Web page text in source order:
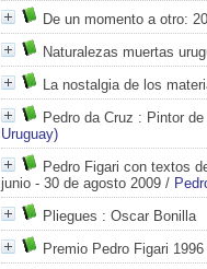
De un momento a otro:
Naturalezas muertas
La nostalgia de los
Pedro da Cruz : Pintor
Uruguay)
Pedro Figari con textos
junio - 30 de agosto 2009 /
Pliegues : Oscar Bonilla
Premio Pedro Figari 1996